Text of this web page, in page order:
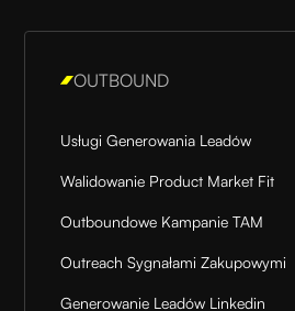
OUTBOUND
Usługi Generowania Leadów
Walidowanie Product Market Fit
Outboundowe Kampanie TAM
Outreach Sygnałami Zakupowymi
Generowanie Leadów Linkedin